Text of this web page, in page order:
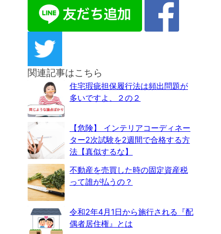
関連記事はこちら
住宅瑕疵担保履行法は頻出問題が
多いですよ、２の２
【危険】 インテリアコーディネー
ター2次試験を2週間で合格する方
法【真似するな】
不動産を売買した時の固定資産税
って誰が払うの？
令和2年4月1日から施行される『配
偶者居住権』とは